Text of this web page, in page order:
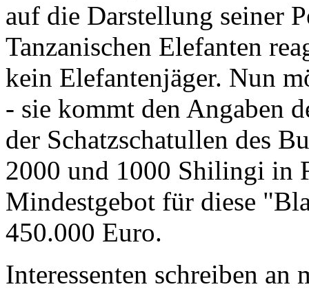
auf die Darstellung seiner
Tanzanischen Elefanten
kein Elefantenjäger. Nun
- sie kommt den Angaben
der Schatzschatullen des
2000 und 1000 Shilingi in
Mindestgebot für diese
450.000 Euro.
Interessenten schreiben